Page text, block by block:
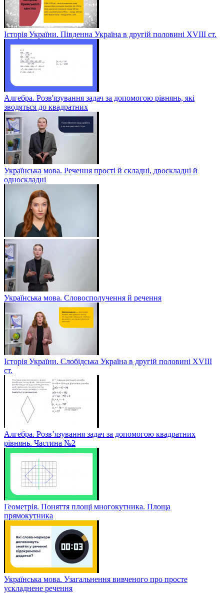
Історія України. Південна Україна в другій половині ХVІІІ ст.
Алгебра. Розв'язування задач за допомогою рівнянь, які
зводяться до квадратних
Українська мова. Речення прості й складні, двоскладні й
односкладні
Українська мова. Словосполучення й речення
Історія України. Слобідська Україна в другій половині ХVIIІ
ст.
Алгебра. Розв’язування задач за допомогою квадратних
рівнянь. Частина №2
Геометрія. Поняття площі многокутника. Площа
прямокутника
Українська мова. Узагальнення вивченого про просте
ускладнене речення